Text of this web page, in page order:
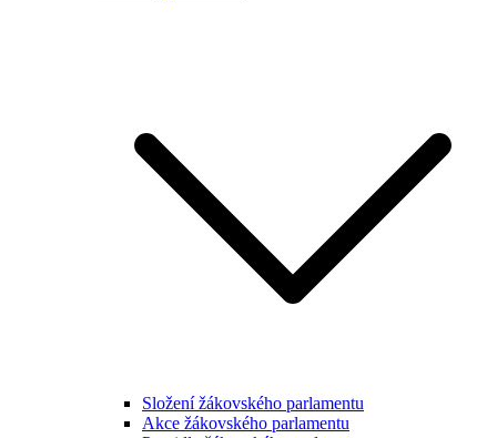
Složení žákovského parlamentu
Akce žákovského parlamentu